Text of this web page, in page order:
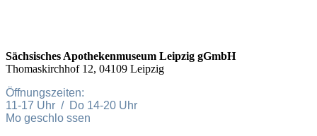
Sächsisches Apothekenmuseum Leipzig gGmbH
Thomaskirchhof 12, 04109 Leipzig
Öffnungszeiten:
11-17 Uhr / Do 14-20 Uhr
Mo geschlo ssen